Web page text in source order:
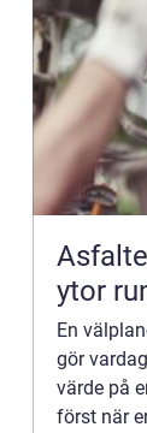
Asfaltering så
ytor
En
gör
värde på
först när